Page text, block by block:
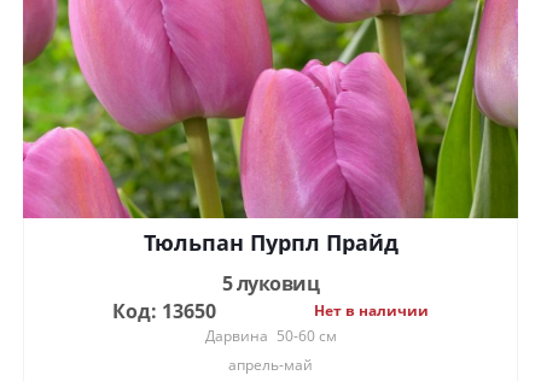
Тюльпан Пурпл Прайд
5 луковиц
Код: 13650
Нет в наличии
Дарвина 50-60 см
апрель-май